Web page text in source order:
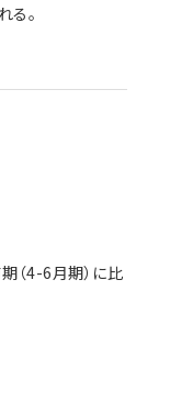
る。
（4-6月期）に比